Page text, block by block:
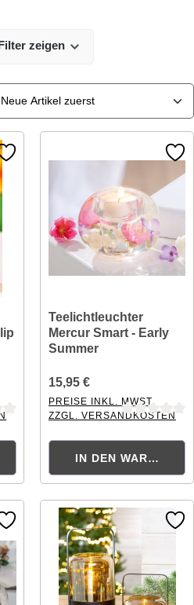
zeigen
Teelichtleuchter
Mercur Smart - Early
Summer
15,95 €
PREISE INKL. MWST.
ZZGL. VERSANDKOSTEN
IN DEN